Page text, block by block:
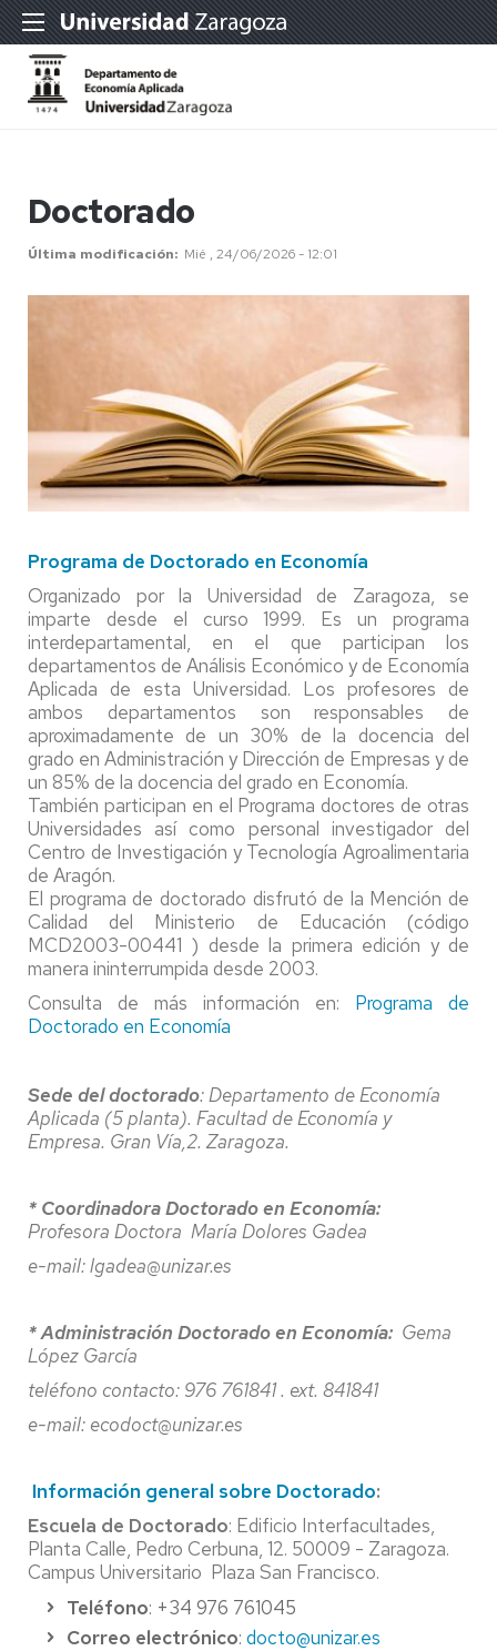
Doctorado
Última modificación Mié , 24/06/2026 - 12:01
Programa de Doctorado en Economía
Organizado por la Universidad de Zaragoza, se
imparte desde el curso 1999. Es un programa
interdepartamental, en el que participan los
departamentos de Análisis Económico y de Economía
Aplicada de esta Universidad. Los profesores de
ambos departamentos son responsables de
aproximadamente de un 30% de la docencia del
grado en Administración y Dirección de Empresas y de
un 85% de la docencia del grado en Economía.
También participan en el Programa doctores de otras
Universidades así como personal investigador del
Centro de Investigación y Tecnología Agroalimentaria
de Aragón.
El programa de doctorado disfrutó de la Mención de
Calidad del Ministerio de Educación (código
MCD2003-00441 ) desde la primera edición y de
manera ininterrumpida desde 2003.
Consulta de más información en: Programa de
Doctorado en Economía
Sede del doctorado: Departamento de Economía
Aplicada (5 planta). Facultad de Economía y
Empresa. Gran Vía,2. Zaragoza.
* Coordinadora Doctorado en Economía:
Profesora Doctora María Dolores Gadea
e-mail: lgadea@unizar.es
* Administración Doctorado en Economía: Gema
López García
teléfono contacto: 976 761841 . ext. 841841
e-mail: ecodoct@unizar.es
Información general sobre Doctorado:
Escuela de Doctorado: Edificio Interfacultades,
Planta Calle, Pedro Cerbuna, 12. 50009 - Zaragoza.
Campus Universitario Plaza San Francisco.
Teléfono: +34 976 761045
Correo electrónico: docto@unizar.es